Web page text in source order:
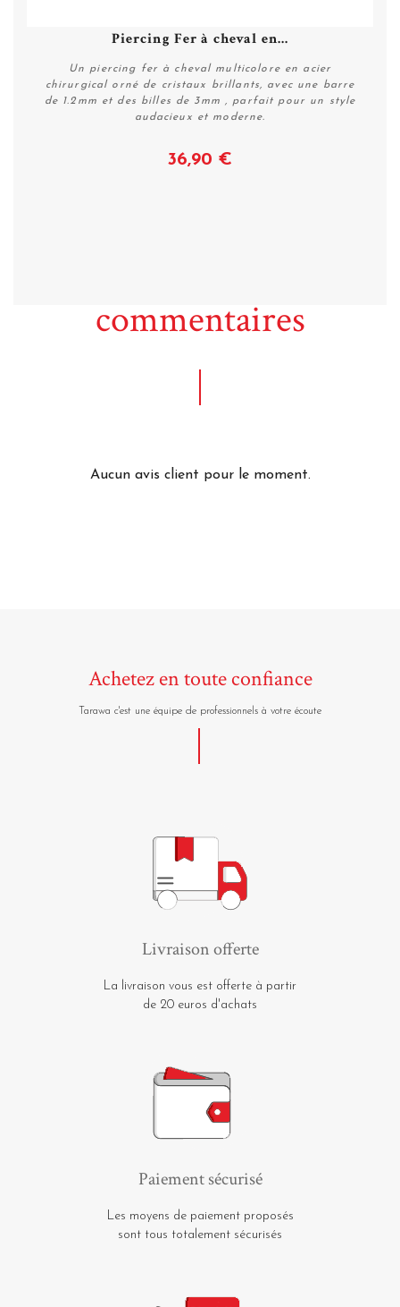
Piercing Fer à cheval en...
Un piercing fer à cheval multicolore en acier
chirurgical orné de cristaux brillants, avec une barre
de 1.2mm et des billes de 3mm , parfait pour un style
audacieux et moderne.
36,90 €
commentaires
Aucun avis client pour le moment.
Achetez en toute confiance
Tarawa c'est une équipe de professionnels à votre écoute
Livraison offerte
La livraison vous est offerte à partir
de 20 euros d'achats
Paiement sécurisé
Les moyens de paiement proposés
sont tous totalement sécurisés